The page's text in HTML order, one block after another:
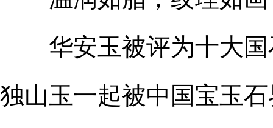
华安玉被评为十大国
独山玉一起被中国宝玉